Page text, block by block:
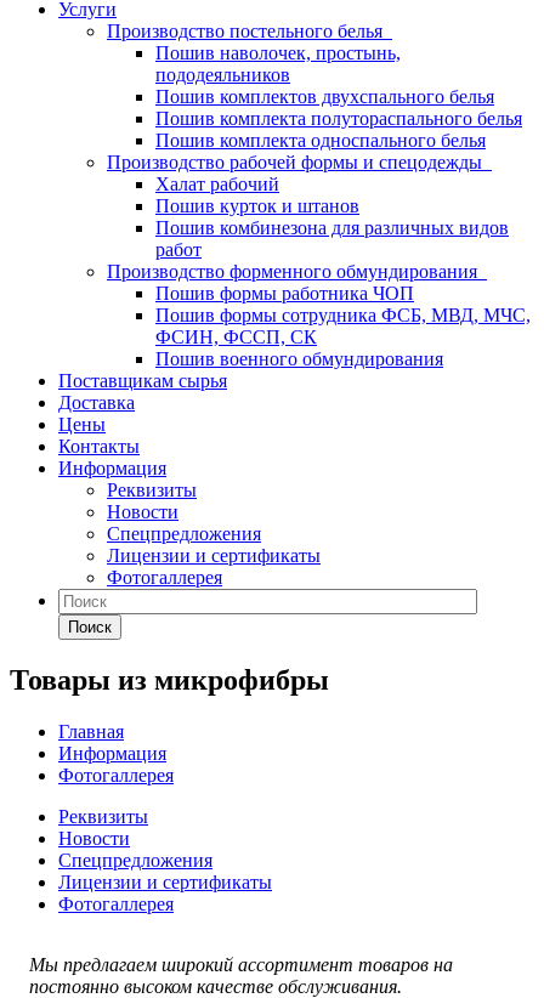
Услуги
Производство постельного белья
Пошив наволочек, простынь,
пододеяльников
Пошив комплектов двухспального белья
Пошив комплекта полутораспального белья
Пошив комплекта односпального белья
Производство рабочей формы и спецодежды
Халат рабочий
Пошив курток и штанов
Пошив комбинезона для различных видов
работ
Производство форменного обмундирования
Пошив формы работника ЧОП
Пошив формы сотрудника ФСБ, МВД, МЧС,
ФСИН, ФССП, СК
Пошив военного обмундирования
Поставщикам сырья
Доставка
Цены
Контакты
Информация
Реквизиты
Новости
Спецпредложения
Лицензии и сертификаты
Фотогаллерея
Поиск
Товары из микрофибры
Главная
Информация
Фотогаллерея
Реквизиты
Новости
Спецпредложения
Лицензии и сертификаты
Фотогаллерея
Мы предлагаем широкий ассортимент товаров на
постоянно высоком качестве обслуживания.